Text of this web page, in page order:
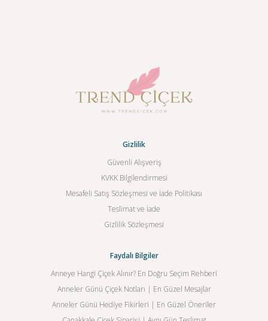
Gizlilik
Güvenli Alışveriş
KVKK Bilgilendirmesi
Mesafeli Satış Sözleşmesi ve İade Politikası
Teslimat ve İade
Gizlilik Sözleşmesi
Faydalı Bilgiler
Anneye Hangi Çiçek Alınır? En Doğru Seçim Rehberi
Anneler Günü Çiçek Notları | En Güzel Mesajlar
Anneler Günü Hediye Fikirleri | En Güzel Öneriler